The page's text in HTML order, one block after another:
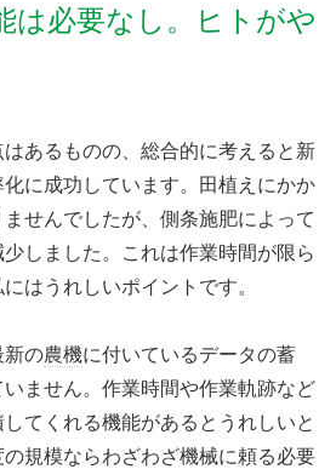
は必要なし。ヒトがや
あるものの、総合的に考えると新
に成功しています。田植えにかか
せんでしたが、側条施肥によって
しました。これは作業時間が限ら
はうれしいポイントです。
新の農機に付いているデータの蓄
ません。作業時間や作業軌跡など
てくれる機能があるとうれしいと
規模ならわざわざ機械に頼る必要